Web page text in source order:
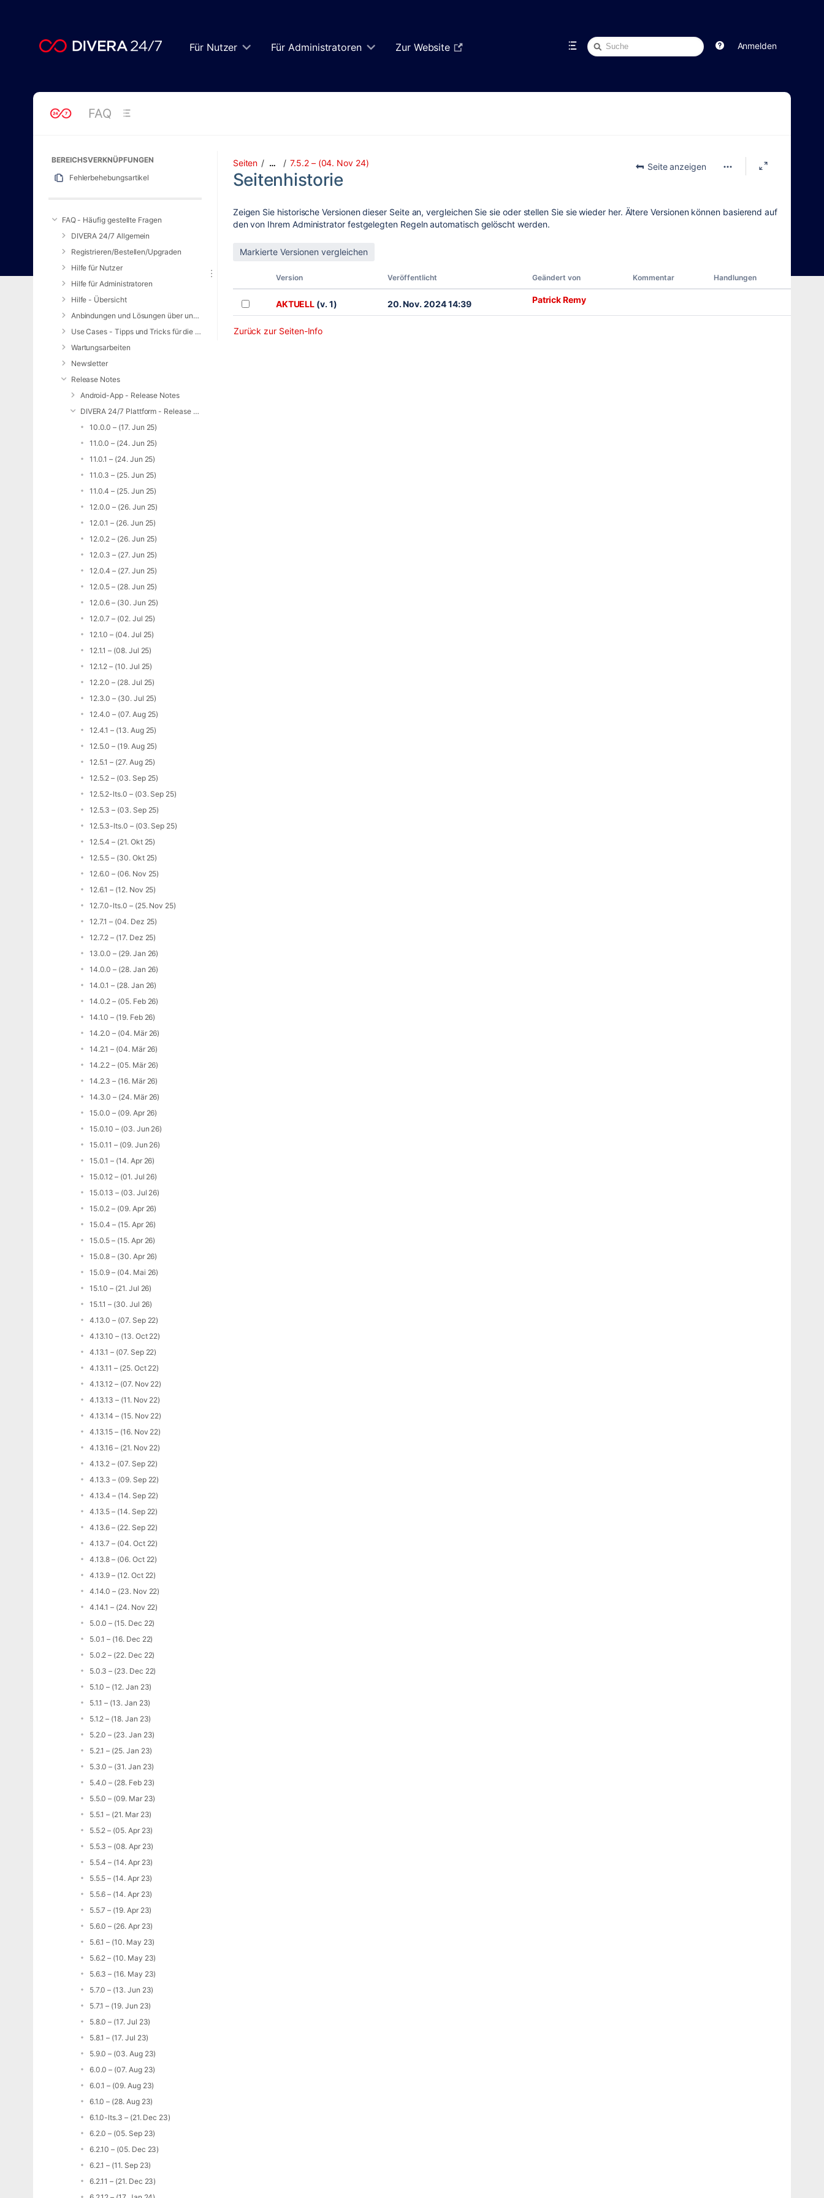
assistive.skiplink.to.breadcrumbs
assistive.skiplink.to.header.menu
Für Nutzer Für Administratoren Zur Website Anmelden
Schnellsuche
FAQ
BEREICHSVERKNÜPFUNGEN
Fehlerbehebungsartikel
FAQ - Häufig gestellte Fragen
DIVERA 24/7 Allgemein
Registrieren/Bestellen/Upgraden
Hilfe für Nutzer
Hilfe für Administratoren
Hilfe - Übersicht
Anbindungen und Lösungen über unsere Web-Schnittstelle (REST-API)
Use Cases - Tipps und Tricks für die Anwendung von DIVERA 24/7
Wartungsarbeiten
Newsletter
Release Notes
Android-App - Release Notes
DIVERA 24/7 Plattform - Release Notes
10.0.0 – (17. Jun 25)
11.0.0 – (24. Jun 25)
11.0.1 – (24. Jun 25)
11.0.3 – (25. Jun 25)
11.0.4 – (25. Jun 25)
12.0.0 – (26. Jun 25)
12.0.1 – (26. Jun 25)
12.0.2 – (26. Jun 25)
12.0.3 – (27. Jun 25)
12.0.4 – (27. Jun 25)
12.0.5 – (28. Jun 25)
12.0.6 – (30. Jun 25)
12.0.7 – (02. Jul 25)
12.1.0 – (04. Jul 25)
12.1.1 – (08. Jul 25)
12.1.2 – (10. Jul 25)
12.2.0 – (28. Jul 25)
12.3.0 – (30. Jul 25)
12.4.0 – (07. Aug 25)
12.4.1 – (13. Aug 25)
12.5.0 – (19. Aug 25)
12.5.1 – (27. Aug 25)
12.5.2 – (03. Sep 25)
12.5.2-lts.0 – (03. Sep 25)
12.5.3 – (03. Sep 25)
12.5.3-lts.0 – (03. Sep 25)
12.5.4 – (21. Okt 25)
12.5.5 – (30. Okt 25)
12.6.0 – (06. Nov 25)
12.6.1 – (12. Nov 25)
12.7.0-lts.0 – (25. Nov 25)
12.7.1 – (04. Dez 25)
12.7.2 – (17. Dez 25)
13.0.0 – (29. Jan 26)
14.0.0 – (28. Jan 26)
14.0.1 – (28. Jan 26)
14.0.2 – (05. Feb 26)
14.1.0 – (19. Feb 26)
14.2.0 – (04. Mär 26)
14.2.1 – (04. Mär 26)
14.2.2 – (05. Mär 26)
14.2.3 – (16. Mär 26)
14.3.0 – (24. Mär 26)
15.0.0 – (09. Apr 26)
15.0.10 – (03. Jun 26)
15.0.11 – (09. Jun 26)
15.0.1 – (14. Apr 26)
15.0.12 – (01. Jul 26)
15.0.13 – (03. Jul 26)
15.0.2 – (09. Apr 26)
15.0.4 – (15. Apr 26)
15.0.5 – (15. Apr 26)
15.0.8 – (30. Apr 26)
15.0.9 – (04. Mai 26)
15.1.0 – (21. Jul 26)
15.1.1 – (30. Jul 26)
4.13.0 – (07. Sep 22)
4.13.10 – (13. Oct 22)
4.13.1 – (07. Sep 22)
4.13.11 – (25. Oct 22)
4.13.12 – (07. Nov 22)
4.13.13 – (11. Nov 22)
4.13.14 – (15. Nov 22)
4.13.15 – (16. Nov 22)
4.13.16 – (21. Nov 22)
4.13.2 – (07. Sep 22)
4.13.3 – (09. Sep 22)
4.13.4 – (14. Sep 22)
4.13.5 – (14. Sep 22)
4.13.6 – (22. Sep 22)
4.13.7 – (04. Oct 22)
4.13.8 – (06. Oct 22)
4.13.9 – (12. Oct 22)
4.14.0 – (23. Nov 22)
4.14.1 – (24. Nov 22)
5.0.0 – (15. Dec 22)
5.0.1 – (16. Dec 22)
5.0.2 – (22. Dec 22)
5.0.3 – (23. Dec 22)
5.1.0 – (12. Jan 23)
5.1.1 – (13. Jan 23)
5.1.2 – (18. Jan 23)
5.2.0 – (23. Jan 23)
5.2.1 – (25. Jan 23)
5.3.0 – (31. Jan 23)
5.4.0 – (28. Feb 23)
5.5.0 – (09. Mar 23)
5.5.1 – (21. Mar 23)
5.5.2 – (05. Apr 23)
5.5.3 – (08. Apr 23)
5.5.4 – (14. Apr 23)
5.5.5 – (14. Apr 23)
5.5.6 – (14. Apr 23)
5.5.7 – (19. Apr 23)
5.6.0 – (26. Apr 23)
5.6.1 – (10. May 23)
5.6.2 – (10. May 23)
5.6.3 – (16. May 23)
5.7.0 – (13. Jun 23)
5.7.1 – (19. Jun 23)
5.8.0 – (17. Jul 23)
5.8.1 – (17. Jul 23)
5.9.0 – (03. Aug 23)
6.0.0 – (07. Aug 23)
6.0.1 – (09. Aug 23)
6.1.0 – (28. Aug 23)
6.1.0-lts.3 – (21. Dec 23)
6.2.0 – (05. Sep 23)
6.2.10 – (05. Dec 23)
6.2.1 – (11. Sep 23)
6.2.11 – (21. Dec 23)
Seite anzeigen
Seiten … 7.5.2 – (04. Nov 24)
Seitenhistorie
Zeigen Sie historische Versionen dieser Seite an, vergleichen Sie sie oder stellen Sie sie wieder her. Ältere Versionen können basierend auf
den von Ihrem Administrator festgelegten Regeln automatisch gelöscht werden.
Version Veröffentlicht Geändert von Kommentar Handlungen
AKTUELL (v. 1) 20. Nov. 2024 14:39 Patrick Remy
Zurück zur Seiten-Info